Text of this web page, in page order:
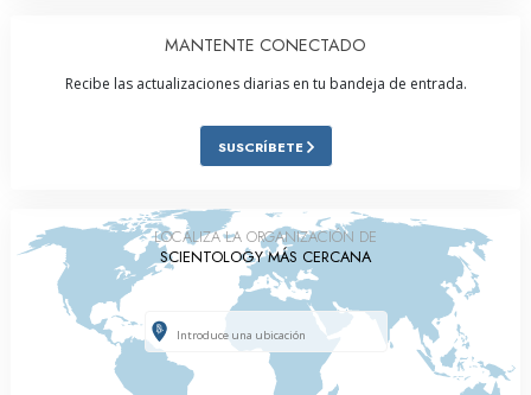
MANTENTE CONECTADO
Recibe las actualizaciones diarias en tu bandeja de entrada.
SUSCRÍBETE
LOCALIZA LA ORGANIZACIÓN DE
SCIENTOLOGY MÁS CERCANA